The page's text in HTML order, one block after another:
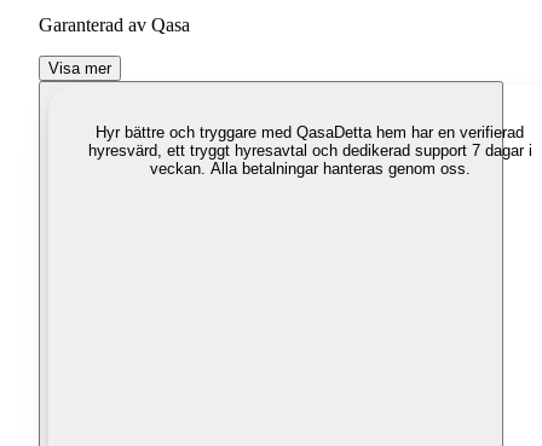
Garanterad av Qasa
Visa mer
Hyr bättre och tryggare med QasaDetta hem har en verifierad
hyresvärd, ett tryggt hyresavtal och dedikerad support 7 dagar i
veckan. Alla betalningar hanteras genom oss.